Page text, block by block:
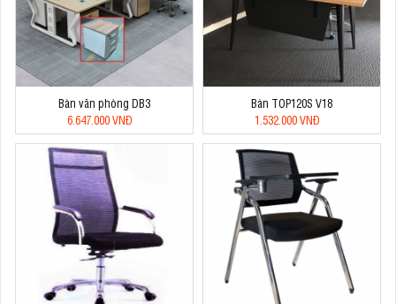
Bàn văn phòng DB3
6.647.000 VNĐ
Bàn TOP120S V18
1.532.000 VNĐ